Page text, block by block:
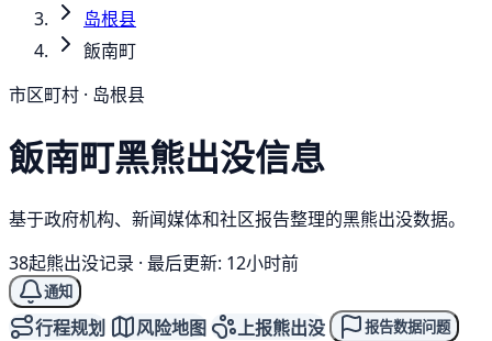
岛根县
飯南町
市区町村 · 岛根县
飯南町黑熊出没信息
基于政府机构、新闻媒体和社区报告整理的黑熊出没数据。
38起熊出没记录 · 最后更新: 12小时前
通知
行程规划 风险地图 上报熊出没 报告数据问题